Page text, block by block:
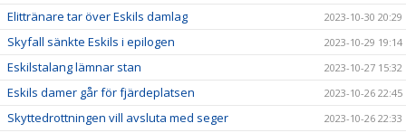
Elittränare tar över Eskils damlag 2023-10-30 20:29
Skyfall sänkte Eskils i epilogen 2023-10-29 19:14
Eskilstalang lämnar stan 2023-10-27 15:32
Eskils damer går för fjärdeplatsen 2023-10-26 22:45
Skyttedrottningen vill avsluta med seger 2023-10-26 22:33